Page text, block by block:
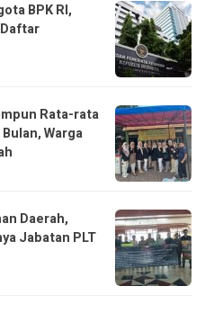
BPK RI,
Rata-rata
Warga
Daerah,
Jabatan PLT